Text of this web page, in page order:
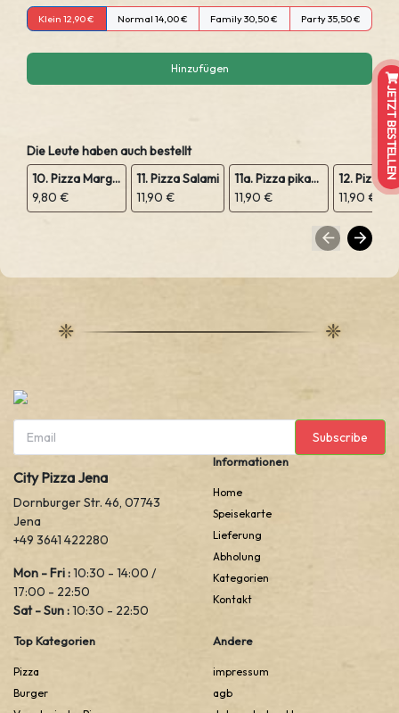
Klein 12,90 € Normal 14,00 € Family 30,50 € Party 35,50 €
Hinzufügen
Die Leute haben auch bestellt
10. Pizza Margeritha
9,80 €
11. Pizza Salami
11,90 €
11a. Pizza pikant Peperoniwurst
11,90 €
11,90 €
Subscribe
City Pizza Jena
Dornburger Str. 46, 07743
Jena
+49 3641 422280
Mon - Fri :10:30 - 14:00 /
17:00 - 22:50
Sat - Sun :10:30 - 22:50
Informationen
Home
Speisekarte
Lieferung
Abholung
Kategorien
Kontakt
Top Kategorien
Pizza
Burger
Andere
impressum
agb
JETZT BESTELLEN